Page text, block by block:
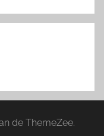
de ThemeZee.